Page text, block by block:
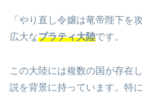
「やり直し令嬢は竜帝陛下を
広大なプラティ大陸です。
この大陸には複数の国が存在
説を背景に持っています。特